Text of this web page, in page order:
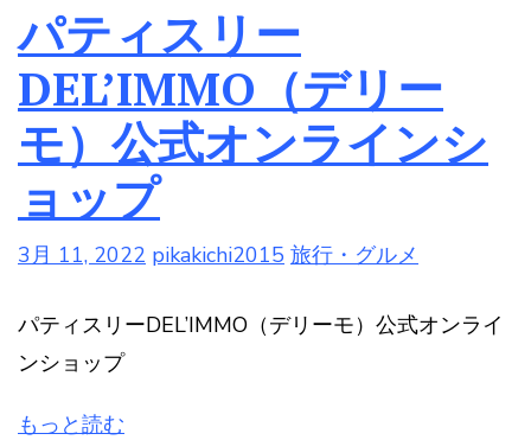
パティスリー
DEL’IMMO（デリー
モ）公式オンラインシ
ョップ
3月 11, 2022 pikakichi2015 旅行・グルメ
パティスリーDEL’IMMO（デリーモ）公式オンライ
ンショップ
もっと読む